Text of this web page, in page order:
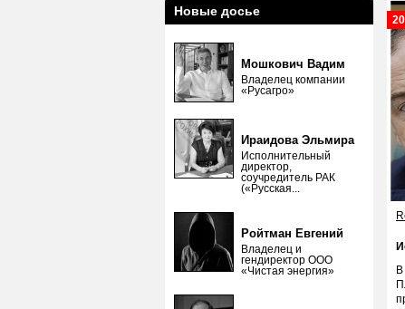
Новые досье
Мошкович Вадим
Владелец компании
«Русагро»
Ираидова Эльмира
Исполнительный
директор,
соучредитель РАК
(«Русская...
Ройтман Евгений
Владелец и
гендиректор ООО
«Чистая энергия»